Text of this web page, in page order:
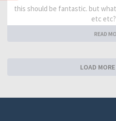
this should be fantastic. but
etc
READ
LOAD